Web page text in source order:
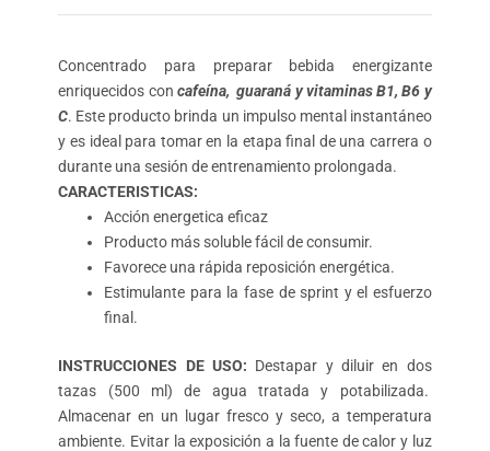
Concentrado para preparar bebida energizante
enriquecidos con cafeína, guaraná y vitaminas B1, B6 y
C. Este producto brinda un impulso mental instantáneo
y es ideal para tomar en la etapa final de una carrera o
durante una sesión de entrenamiento prolongada.
CARACTERISTICAS:
Acción energetica eficaz
Producto más soluble fácil de consumir.
Favorece una rápida reposición energética.
Estimulante para la fase de sprint y el esfuerzo
final.
INSTRUCCIONES DE USO: Destapar y diluir en dos
tazas (500 ml) de agua tratada y potabilizada.
Almacenar en un lugar fresco y seco, a temperatura
ambiente. Evitar la exposición a la fuente de calor y luz